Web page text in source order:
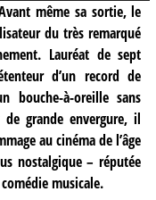
même sa sortie, le
du très remarqué
Lauréat de sept
d’un record de
bouche-à-oreille sans
grande envergure, il
au cinéma de l’âge
nostalgique – réputée
musicale.